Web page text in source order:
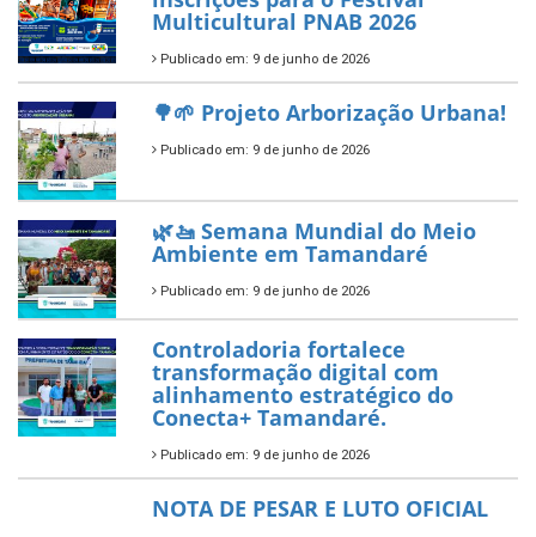
Tamandaré conquista Selo
Diamante do Sebrae pelo
segundo ano consecutivo e
reafirma excelência no apoio ao
empreendedorismo.
Publicado em: 10 de junho de 2026
novos investimentos para
fortalecer a saúde pública do
município.
Publicado em: 10 de junho de 2026
Prefeitura de Tamandaré abre
inscrições para o Festival
Multicultural PNAB 2026
Publicado em: 9 de junho de 2026
🌳🌱 Projeto Arborização Urbana!